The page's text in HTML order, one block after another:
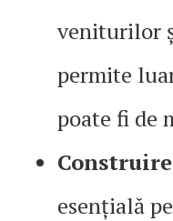
veniturilor
permite
poate fi de
esențială